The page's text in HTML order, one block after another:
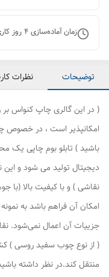
زمان آماده‌سازی4روز
توضیحات نظرات
( در این گالری چاپ کنواس
امکانپذیر است ، در خصوص
باشید ) تابلو بوم چاپی
دیجیتال تولید می شود و
نقاشی ) و با کیفیت بالا (با
امکان آن فراهم باشد به
جزییات آن اعمال نمی‌شود.
( از نوع چوب سفید روسی )
منتقل کند.در نظر داشته